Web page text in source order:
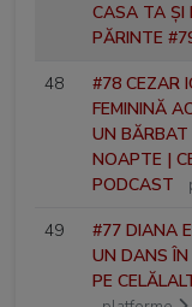
CASA TA ȘI
PĂRINTE
48
#78 CEZAR
FEMININĂ
UN BĂRBAT
NOAPTE |
PODCAST
49
#77 DIANA
UN DANS ÎN
PE